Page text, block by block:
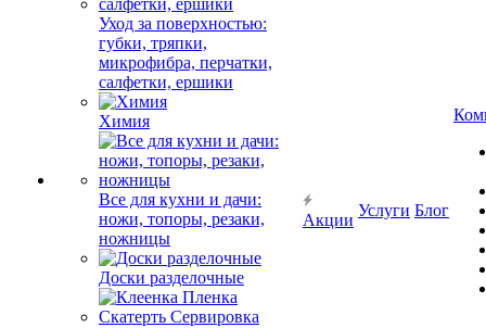
Уход за поверхностью:
губки, тряпки,
микрофибра, перчатки,
салфетки, ершики
Химия
Все для кухни и дачи:
ножи, топоры, резаки,
ножницы
Доски разделочные
Акции
Услуги Блог